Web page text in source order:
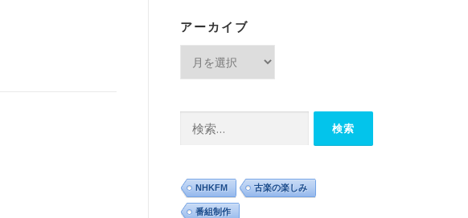
アーカイブ
イ
NHKFM 古楽の楽しみ
番組制作